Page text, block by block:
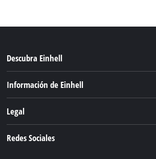
Descubra Einhell
Servicio
Información de Einhell
Einhell global
Legal
Redes Sociales